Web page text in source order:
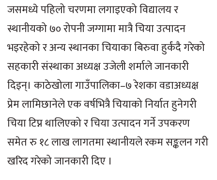
जसमध्ये पहिलो चरणमा लगाइएको विद्यालय र
स्थानीयको ७० रोपनी जग्गामा मात्रै चिया उत्पादन
भइरहेको र अन्य स्थानका चियाका बिरुवा हुर्कंदै गरेको
सहकारी संस्थाका अध्यक्ष उजेली शर्माले जानकारी
दिइन्। काठेखोला गाउँपालिका–७ रेशका वडाअध्यक्ष
प्रेम लामिछानेले एक वर्षभित्रै चियाको निर्यात हुनेगरी
चिया टिप्न थालिएको र चिया उत्पादन गर्ने उपकरण
समेत रु १८ लाख लागतमा स्थानीयले रकम सङ्कलन गरी
खरिद गरेको जानकारी दिए ।